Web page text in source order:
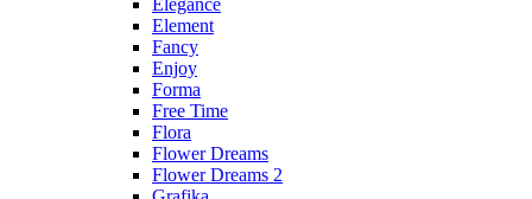
Elegance
Element
Fancy
Enjoy
Forma
Free Time
Flora
Flower Dreams
Flower Dreams 2